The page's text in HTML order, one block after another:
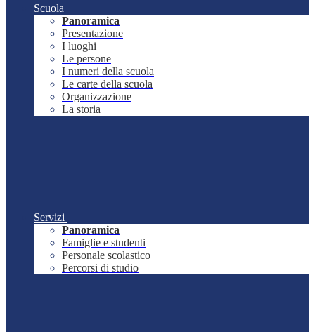
Scuola
Panoramica
Presentazione
I luoghi
Le persone
I numeri della scuola
Le carte della scuola
Organizzazione
La storia
Servizi
Panoramica
Famiglie e studenti
Personale scolastico
Percorsi di studio